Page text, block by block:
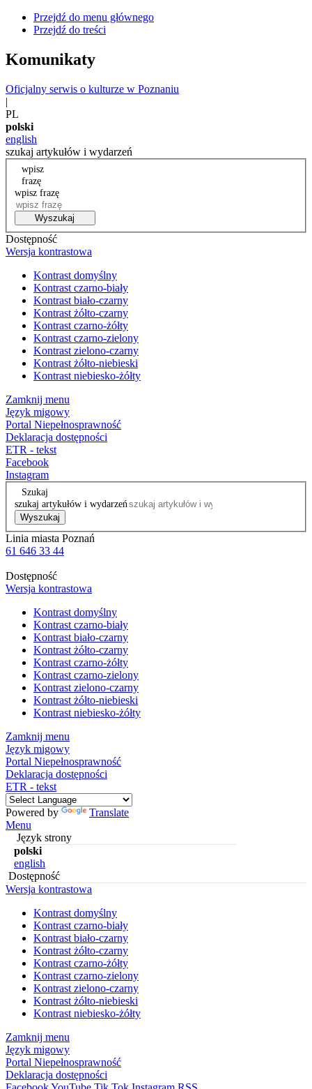
Przejdź do menu głównego
Przejdź do treści
Komunikaty
Oficjalny serwis o kulturze w Poznaniu
|
PL
polski
english
szukaj artykułów i wydarzeń
wpisz
frazę
wpisz frazę
Wyszukaj
Dostępność
Wersja kontrastowa
Kontrast domyślny
Kontrast czarno-biały
Kontrast biało-czarny
Kontrast żółto-czarny
Kontrast czarno-żółty
Kontrast czarno-zielony
Kontrast zielono-czarny
Kontrast żółto-niebieski
Kontrast niebiesko-żółty
Zamknij menu
Język migowy
Portal Niepełnosprawność
Deklaracja dostępności
ETR - tekst
Facebook
Instagram
Szukaj
szukaj artykułów i wydarzeń
Wyszukaj
Linia miasta Poznań
61 646 33 44
Dostępność
Wersja kontrastowa
Kontrast domyślny
Kontrast czarno-biały
Kontrast biało-czarny
Kontrast żółto-czarny
Kontrast czarno-żółty
Kontrast czarno-zielony
Kontrast zielono-czarny
Kontrast żółto-niebieski
Kontrast niebiesko-żółty
Zamknij menu
Język migowy
Portal Niepełnosprawność
Deklaracja dostępności
ETR - tekst
Powered by
Translate
Menu
Język strony
polski
english
Dostępność
Wersja kontrastowa
Kontrast domyślny
Kontrast czarno-biały
Kontrast biało-czarny
Kontrast żółto-czarny
Kontrast czarno-żółty
Kontrast czarno-zielony
Kontrast zielono-czarny
Kontrast żółto-niebieski
Kontrast niebiesko-żółty
Zamknij menu
Język migowy
Portal Niepełnosprawność
Deklaracja dostępności